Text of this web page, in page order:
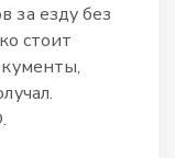
за езду без
стоит